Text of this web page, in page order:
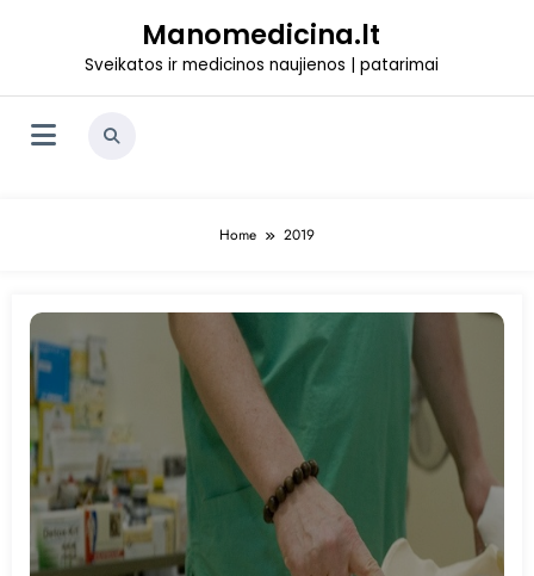
Manomedicina.lt
Sveikatos ir medicinos naujienos | patarimai
Home 2019